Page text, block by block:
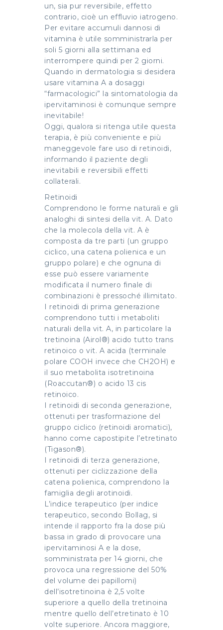
un, sia pur reversibile, effetto
contrario, cioè un effluvio iatrogeno.
Per evitare accumuli dannosi di
vitamina è utile somministrarla per
soli 5 giorni alla settimana ed
interrompere quindi per 2 giorni.
Quando in dermatologia si desidera
usare vitamina A a dosaggi
“farmacologici” la sintomatologia da
ipervitaminosi è comunque sempre
inevitabile!
Oggi, qualora si ritenga utile questa
terapia, è più conveniente e più
maneggevole fare uso di retinoidi,
informando il paziente degli
inevitabili e reversibili effetti
collaterali.
Retinoidi
Comprendono le forme naturali e gli
analoghi di sintesi della vit. A. Dato
che la molecola della vit. A è
composta da tre parti (un gruppo
ciclico, una catena polienica e un
gruppo polare) e che ognuna di
esse può essere variamente
modificata il numero finale di
combinazioni è pressoché illimitato.
I retinoidi di prima generazione
comprendono tutti i metaboliti
naturali della vit. A, in particolare la
tretinoina (Airol®) acido tutto trans
retinoico o vit. A acida (terminale
polare COOH invece che CH2OH) e
il suo metabolita isotretinoina
(Roaccutan®) o acido 13 cis
retinoico.
I retinoidi di seconda generazione,
ottenuti per trasformazione del
gruppo ciclico (retinoidi aromatici),
hanno come capostipite l’etretinato
(Tigason®).
I retinoidi di terza generazione,
ottenuti per ciclizzazione della
catena polienica, comprendono la
famiglia degli arotinoidi.
L’indice terapeutico (per indice
terapeutico, secondo Bollag, si
intende il rapporto fra la dose più
bassa in grado di provocare una
ipervitaminosi A e la dose,
somministrata per 14 giorni, che
provoca una regressione del 50%
del volume dei papillomi)
dell’isotretinoina è 2,5 volte
superiore a quello della tretinoina
mentre quello dell’etretinato è 10
volte superiore. Ancora maggiore,